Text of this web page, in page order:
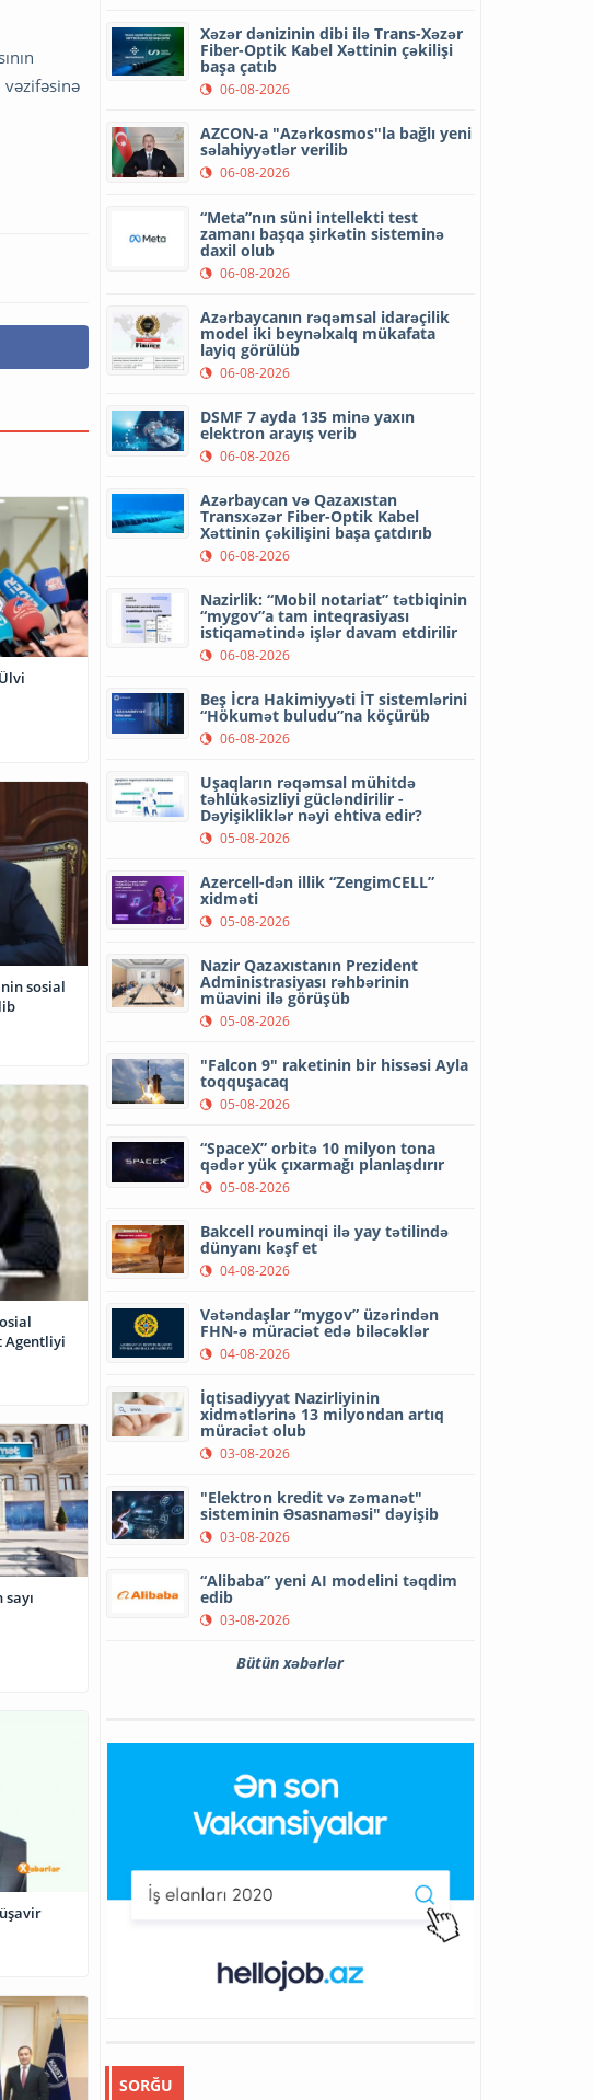
sosial
Agentliyi
Xəzər dənizinin dibi ilə Trans-Xəzər
Fiber-Optik Kabel Xəttinin çəkilişi
başa çatıb
06-08-2026
AZCON-a "Azərkosmos"la bağlı yeni
səlahiyyətlər verilib
06-08-2026
“Meta”nın süni intellekti test
zamanı başqa şirkətin sisteminə
daxil olub
06-08-2026
Azərbaycanın rəqəmsal idarəçilik
model iki beynəlxalq mükafata
layiq görülüb
06-08-2026
DSMF 7 ayda 135 minə yaxın
elektron arayış verib
06-08-2026
Azərbaycan və Qazaxıstan
Transxəzər Fiber-Optik Kabel
Xəttinin çəkilişini başa çatdırıb
06-08-2026
Nazirlik: “Mobil notariat” tətbiqinin
“mygov”a tam inteqrasiyası
istiqamətində işlər davam etdirilir
06-08-2026
Beş İcra Hakimiyyəti İT sistemlərini
“Hökumət buludu”na köçürüb
06-08-2026
Uşaqların rəqəmsal mühitdə
təhlükəsizliyi gücləndirilir -
Dəyişikliklər nəyi ehtiva edir?
05-08-2026
Azercell-dən illik “ZengimCELL”
xidməti
05-08-2026
Nazir Qazaxıstanın Prezident
Administrasiyası rəhbərinin
müavini ilə görüşüb
05-08-2026
"Falcon 9" raketinin bir hissəsi Ayla
toqquşacaq
05-08-2026
“SpaceX” orbitə 10 milyon tona
qədər yük çıxarmağı planlaşdırır
05-08-2026
Bakcell rouminqi ilə yay tətilində
dünyanı kəşf et
04-08-2026
Vətəndaşlar “mygov” üzərindən
FHN-ə müraciət edə biləcəklər
04-08-2026
İqtisadiyyat Nazirliyinin
xidmətlərinə 13 milyondan artıq
müraciət olub
03-08-2026
"Elektron kredit və zəmanət"
sisteminin Əsasnaməsi" dəyişib
03-08-2026
“Alibaba” yeni AI modelini təqdim
edib
03-08-2026
Bütün xəbərlər
SORĞU